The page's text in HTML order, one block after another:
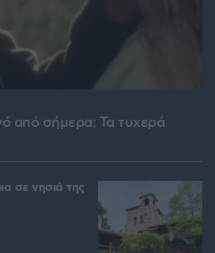
από σήμερα: Τα τυχερά
σε νησιά της